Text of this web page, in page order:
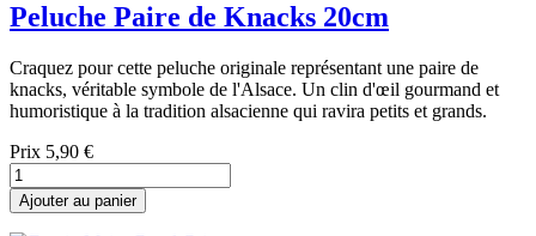
Peluche Paire de Knacks 20cm
Craquez pour cette peluche originale représentant une paire de
knacks, véritable symbole de l'Alsace. Un clin d'œil gourmand et
humoristique à la tradition alsacienne qui ravira petits et grands.
Prix 5,90 €
Ajouter au panier